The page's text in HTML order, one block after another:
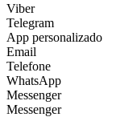
Viber
Telegram
App personalizado
Email
Telefone
WhatsApp
Messenger
Messenger